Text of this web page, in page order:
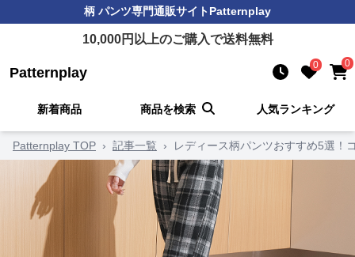
柄 パンツ専門通販サイトPatternplay
10,000円以上のご購入で送料無料
Patternplay 0 0
新着商品 商品を検索 人気ランキング
Patternplay TOP › 記事一覧 › レディース柄パンツおすすめ5選！